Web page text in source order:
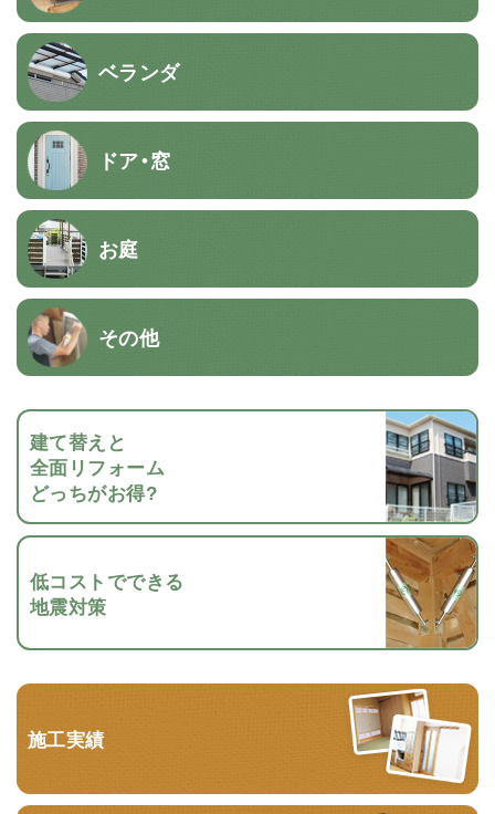
ベランダ
ドア・窓
お庭
その他
建て替えと
全面リフォーム
どっちがお得?
低コストでできる
地震対策
施工実績